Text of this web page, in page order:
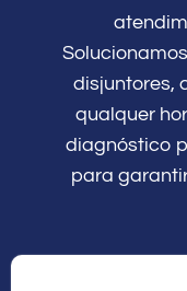
disjuntores,
qualquer
diagnóstico
para